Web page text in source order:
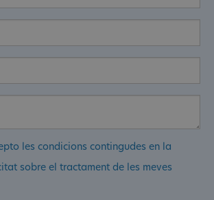
les condicions contingudes en la
sobre el tractament de les meves